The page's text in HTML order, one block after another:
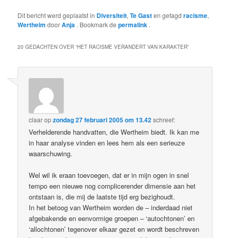
Dit bericht werd geplaatst in Diversiteit,Te Gasten getagdracisme,
Wertheim doorAnja . Bookmark depermalink .
20 GEDACHTEN OVER “HET RACISME VERANDERT VAN KARAKTER”
claaropzondag 27 februari 2005 om 13.42schreef:
Verhelderende handvatten, die Wertheim biedt. Ik kan me
in haar analyse vinden en lees hem als een serieuze
waarschuwing.
Wel wil ik eraan toevoegen, dat er in mijn ogen in snel
tempo een nieuwe nog complicerender dimensie aan het
ontstaan is, die mij de laatste tijd erg bezighoudt.
In het betoog van Wertheim worden de – inderdaad niet
afgebakende en eenvormige groepen – ‘autochtonen’ en
‘allochtonen’ tegenover elkaar gezet en wordt beschreven